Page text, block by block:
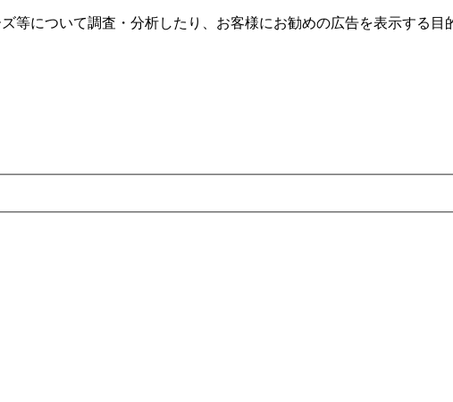
等について調査・分析したり、お客様にお勧めの広告を表⽰する⽬